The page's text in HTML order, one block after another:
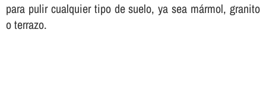
para pulir cualquier tipo de suelo, ya sea mármol, granito
o terrazo.